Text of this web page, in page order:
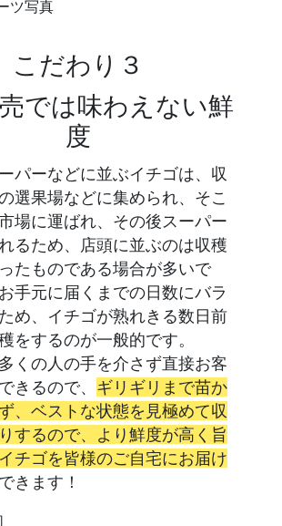
こだわり３
では味わえない鮮
度
パーなどに並ぶイチゴは、収
選果場などに集められ、そこ
場に運ばれ、その後スーパー
るため、店頭に並ぶのは収穫
たものである場合が多いで
手元に届くまでの日数にバラ
め、イチゴが熟れきる数日前
をするのが一般的です。
くの人の手を介さず直接お客
きるので、 ギリギリまで苗か
、ベストな状態を見極めて収
するので、より鮮度が高く旨
チゴを皆様のご自宅にお届け
きます！